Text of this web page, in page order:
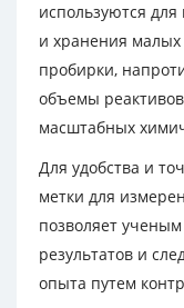
используются
и хранения
пробирки,
объемы
масштабных
Для удобства и
метки для
позволяет
результатов и
опыта путем